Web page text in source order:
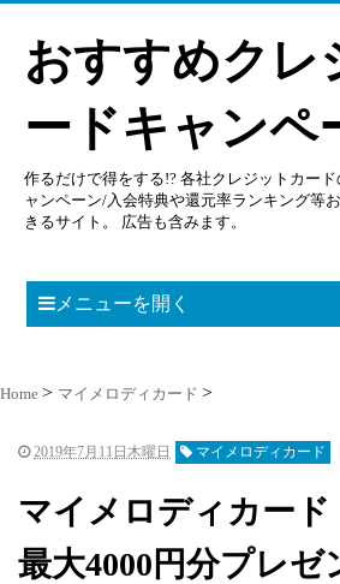
おすすめクレ
ードキャンペ
作るだけで得をする!? 各社クレジットカー
ャンペーン/入会特典や還元率ランキング等
きるサイト。 広告も含みます。
メニューを開く
Home マイメロディカード
2019年7月11日木曜日 マイメロディカード
マイメロディカー
最大4000円分プレゼ